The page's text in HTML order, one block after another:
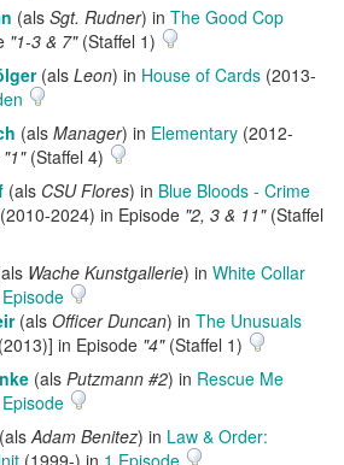
(als Sgt. Rudner) in The Good Cop
"1-3 & 7"(Staffel 1)
(als Leon) in House of Cards (2013-
(als Manager) in Elementary (2012-
"1"(Staffel 4)
(als CSU Flores) in Blue Bloods - Crime
(2010-2024) in Episode "2, 3 & 11"(Staffel
Wache Kunstgallerie) in White Collar
(als Officer Duncan) in The Unusuals
in Episode "4"(Staffel 1)
(als Putzmann #2) in Rescue Me
(alsAdam Benitez) in Law & Order:
(1999-) in 1 Episode